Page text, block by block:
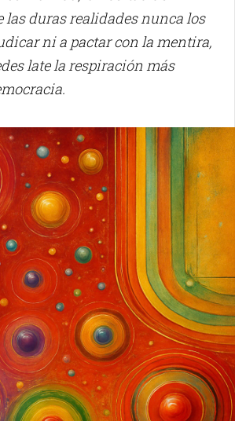
las duras realidades nunca los
ni a pactar con la mentira,
late la respiración más